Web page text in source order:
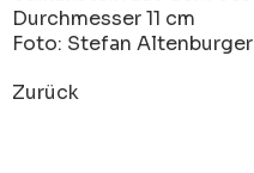
Durchmesser 11 cm
Foto: Stefan Altenburger
Zurück